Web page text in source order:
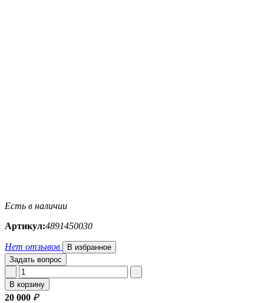
Есть в наличии
Артикул:4891450030
Нет отзывов
В избранное
Задать вопрос
В корзину
20 000 ₽